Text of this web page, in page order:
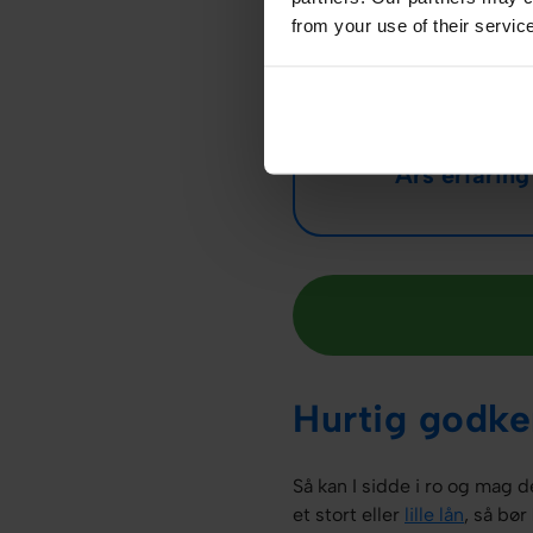
from your use of their
Års erfaring
Hurtig
Så kan I sidde i ro og mag
et stort eller lille lån, så